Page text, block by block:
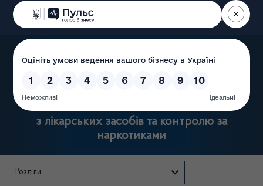
Пошук
Державна служба України
з лікарських засобів та контролю за
наркотиками
Розділи